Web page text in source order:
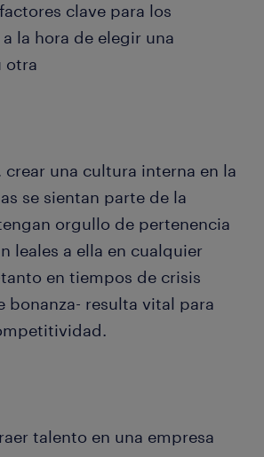
clave para los
la hora de elegir una
otra
crear una cultura interna en la
se sientan parte de la
orgullo de pertenencia
leales a ella en cualquier
en tiempos de crisis
bonanza- resulta vital para
talento en una empresa